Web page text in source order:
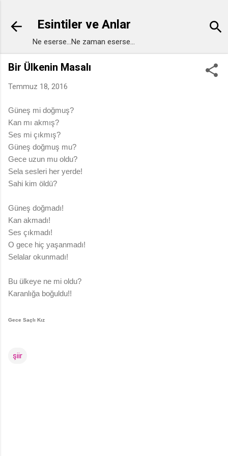
Esintiler ve Anlar
Ne eserse...Ne zaman eserse...
Bir Ülkenin Masalı
Temmuz 18, 2016
Güneş mi doğmuş?
Kan mı akmış?
Ses mi çıkmış?
Güneş doğmuş mu?
Gece uzun mu oldu?
Sela sesleri her yerde!
Sahi kim öldü?
Güneş doğmadı!
Kan akmadı!
Ses çıkmadı!
O gece hiç yaşanmadı!
Selalar okunmadı!
Bu ülkeye ne mi oldu?
Karanlığa boğuldu!!
Gece Saçlı Kız
şiir